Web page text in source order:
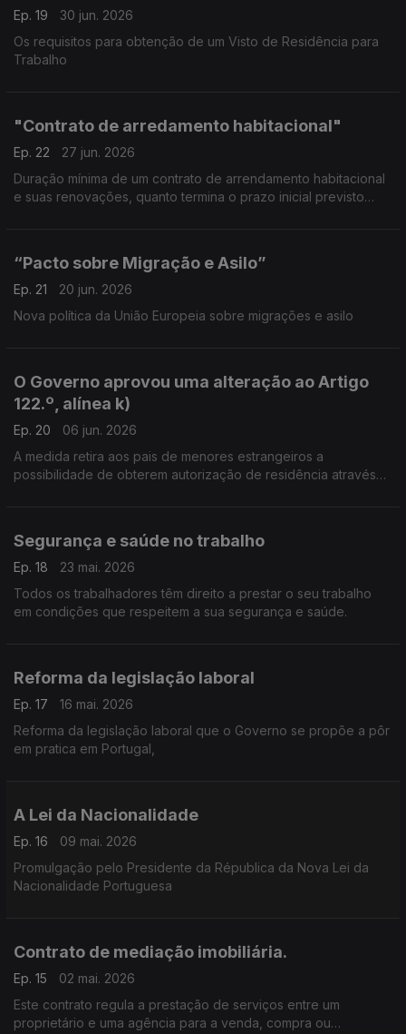
Ep. 19
30 jun. 2026
Os requisitos para obtenção de um Visto de Residência para
Trabalho
"Contrato de arredamento habitacional"
Ep. 22
27 jun. 2026
Duração mínima de um contrato de arrendamento habitacional
e suas renovações, quanto termina o prazo inicial previsto
“Pacto sobre Migração e Asilo”
Ep. 21
20 jun. 2026
Nova política da União Europeia sobre migrações e asilo
O Governo aprovou uma alteração ao Artigo
122.º, alínea k)
Ep. 20
06 jun. 2026
A medida retira aos pais de menores estrangeiros a
possibilidade de obterem autorização de residência através
Segurança e saúde no trabalho
Ep. 18
23 mai. 2026
Todos os trabalhadores têm direito a prestar o seu trabalho
em condições que respeitem a sua segurança e saúde.
Reforma da legislação laboral
Ep. 17
16 mai. 2026
Reforma da legislação laboral que o Governo se propõe a pôr
em pratica em Portugal,
A Lei da Nacionalidade
Ep. 16
09 mai. 2026
Promulgação pelo Presidente da Républica da Nova Lei da
Nacionalidade Portuguesa
Contrato de mediação imobiliária.
Ep. 15
02 mai. 2026
Este contrato regula a prestação de serviços entre um
proprietário e uma agência para a venda, compra ou